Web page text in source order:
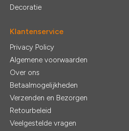
Decoratie
Klantenservice
Privacy Policy
Algemene voorwaarden
Over ons
Betaalmogelijkheden
Verzenden en Bezorgen
Retourbeleid
Veelgestelde vragen